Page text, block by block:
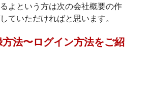
よという方は次の会社概要の作
ていただければと思います。
法〜ログイン方法をご紹